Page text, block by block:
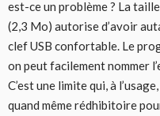
est-ce un problème ? La
(2,3 Mo) autorise d’avoir
clef USB confortable. Le
on peut facilement nommer
C’est une limite qui, à
quand même rédhibitoire